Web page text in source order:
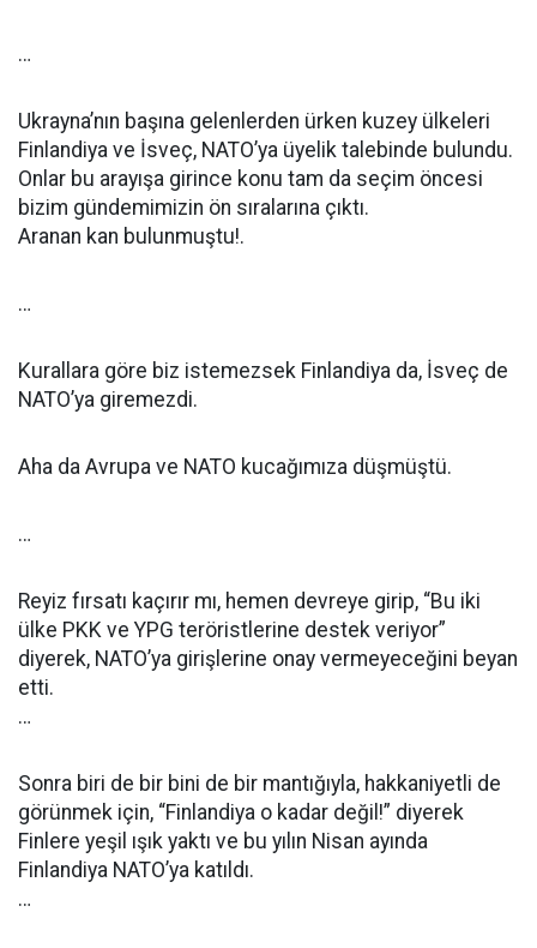
…
Ukrayna’nın başına gelenlerden ürken kuzey ülkeleri
Finlandiya ve İsveç, NATO’ya üyelik talebinde bulundu.
Onlar bu arayışa girince konu tam da seçim öncesi
bizim gündemimizin ön sıralarına çıktı.
Aranan kan bulunmuştu!.
…
Kurallara göre biz istemezsek Finlandiya da, İsveç de
NATO’ya giremezdi.
Aha da Avrupa ve NATO kucağımıza düşmüştü.
…
Reyiz fırsatı kaçırır mı, hemen devreye girip, “Bu iki
ülke PKK ve YPG teröristlerine destek veriyor”
diyerek, NATO’ya girişlerine onay vermeyeceğini beyan
etti.
…
Sonra biri de bir bini de bir mantığıyla, hakkaniyetli de
görünmek için, “Finlandiya o kadar değil!” diyerek
Finlere yeşil ışık yaktı ve bu yılın Nisan ayında
Finlandiya NATO’ya katıldı.
…